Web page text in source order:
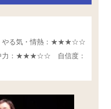
る気・情熱：★★★☆☆
：★★★☆☆ 自信度：